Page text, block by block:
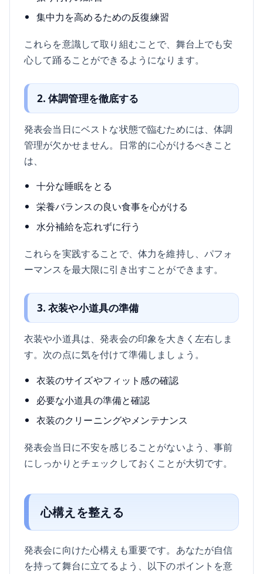
集中力を高めるための反復練習
これらを意識して取り組むことで、舞台上でも安
心して踊ることができるようになります。
2. 体調管理を徹底する
発表会当日にベストな状態で臨むためには、体調
管理が欠かせません。日常的に心がけるべきこと
は、
十分な睡眠をとる
栄養バランスの良い食事を心がける
水分補給を忘れずに行う
これらを実践することで、体力を維持し、パフォ
ーマンスを最大限に引き出すことができます。
3. 衣装や小道具の準備
衣装や小道具は、発表会の印象を大きく左右しま
す。次の点に気を付けて準備しましょう。
衣装のサイズやフィット感の確認
必要な小道具の準備と確認
衣装のクリーニングやメンテナンス
発表会当日に不安を感じることがないよう、事前
にしっかりとチェックしておくことが大切です。
心構えを整える
発表会に向けた心構えも重要です。あなたが自信
を持って舞台に立てるよう、以下のポイントを意